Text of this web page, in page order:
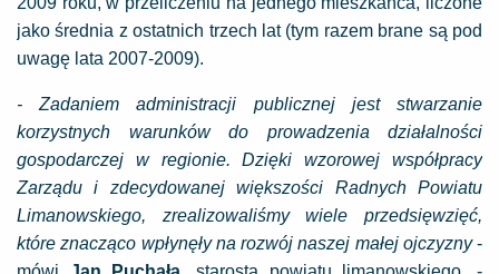
jako średnia z ostatnich trzech lat (tym razem brane są pod
uwagę lata 2007-2009).
- Zadaniem administracji publicznej jest stwarzanie
korzystnych warunków do prowadzenia działalności
gospodarczej w regionie. Dzięki wzorowej współpracy
Zarządu i zdecydowanej większości Radnych Powiatu
Limanowskiego, zrealizowaliśmy wiele przedsięwzięć,
które znacząco wpłynęły na rozwój naszej małej ojczyzny-